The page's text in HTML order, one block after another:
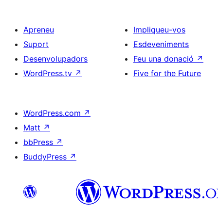
Apreneu
Suport
Desenvolupadors
WordPress.tv ↗
Impliqueu-vos
Esdeveniments
Feu una donació ↗
Five for the Future
WordPress.com ↗
Matt ↗
bbPress ↗
BuddyPress ↗